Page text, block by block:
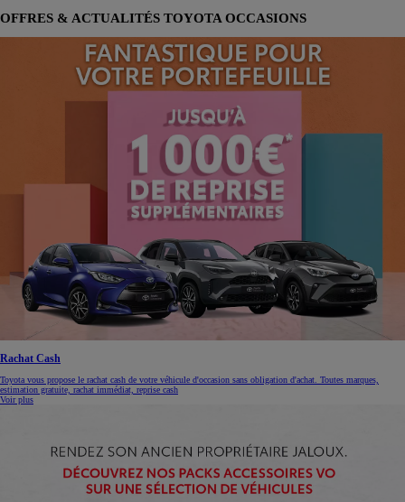
OFFRES & ACTUALITÉS TOYOTA OCCASIONS
Rachat Cash
Toyota vous propose le rachat cash de votre véhicule d'occasion sans obligation d'achat. Toutes marques,
estimation gratuite, rachat immédiat, reprise cash
Voir plus